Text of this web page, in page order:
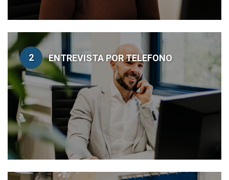
2 ENTREVISTA POR TELEFONO